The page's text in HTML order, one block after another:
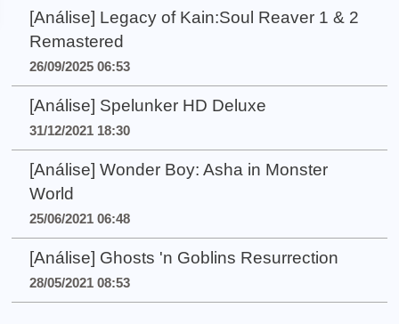
[Análise] Legacy of Kain:Soul Reaver 1 & 2
Remastered
26/09/2025 06:53
[Análise] Spelunker HD Deluxe
31/12/2021 18:30
[Análise] Wonder Boy: Asha in Monster
World
25/06/2021 06:48
[Análise] Ghosts 'n Goblins Resurrection
28/05/2021 08:53